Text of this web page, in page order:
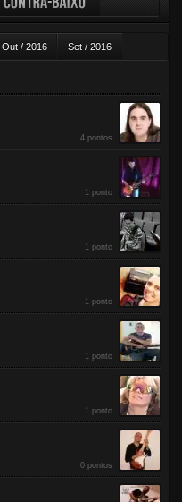
Out / 2016 Set / 2016
Contra-baixo
4 pontos
1 ponto
1 ponto
1 ponto
1 ponto
1 ponto
0 pontos